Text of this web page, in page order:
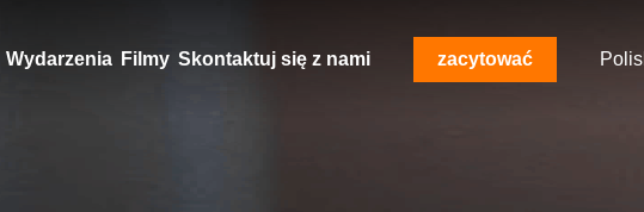
Wydarzenia Filmy Skontaktuj się z nami zacytować